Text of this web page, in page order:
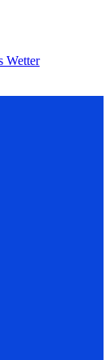
Wetter